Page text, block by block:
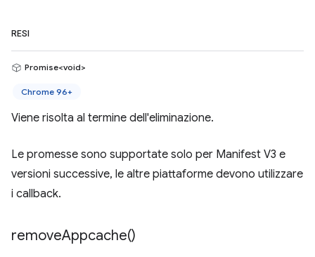
RESI
Promise<void>
Chrome 96+
Viene risolta al termine dell'eliminazione.
Le promesse sono supportate solo per Manifest V3 e
versioni successive, le altre piattaforme devono utilizzare
i callback.
removeAppcache()